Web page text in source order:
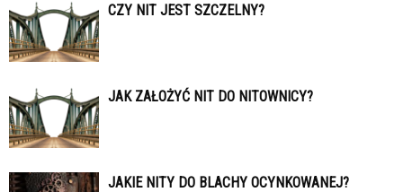
CZY NIT JEST SZCZELNY?
JAK ZAŁOŻYĆ NIT DO NITOWNICY?
JAKIE NITY DO BLACHY OCYNKOWANEJ?